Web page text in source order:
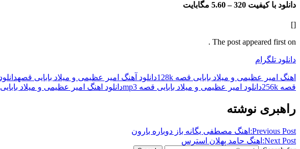
دانلود با کیفیت 320 – 5.60 مگابایت
[]
The post appeared first on .
دانلود تلگرام
اهنگ امیر عظیمی و میلاد بابایی قصه 128k دانلود آهنگ امیر عظیمی و میلاد بابایی قصه
قصه 256k
دانلود امیر عظیمی و میلاد بابایی قصه mp3 دانلود اهنگ امیر عظیمی و میلاد
راهبری نوشته
Previous Post: اهنگ مصطفی یگانه باز دوباره بارون
Next Post: اهنگ حامد پهلان استرس